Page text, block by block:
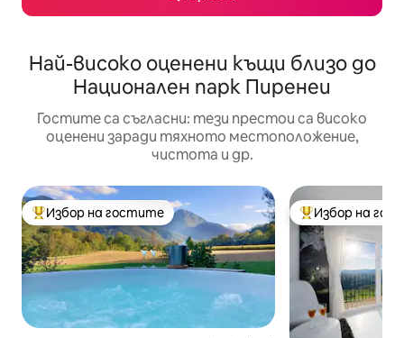
Най-високо оценени къщи близо до
Национален парк Пиренеи
Гостите са съгласни: тези престои са високо
оценени заради тяхното местоположение,
чистота и др.
Най-популярен избор на гостите
Избор на гостите Най-популярен
Избор на